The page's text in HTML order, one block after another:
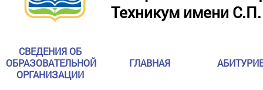
Техникум имени
СВЕДЕНИЯ ОБ
ОБРАЗОВАТЕЛЬНОЙ
ОРГАНИЗАЦИИ
ГЛАВНАЯ